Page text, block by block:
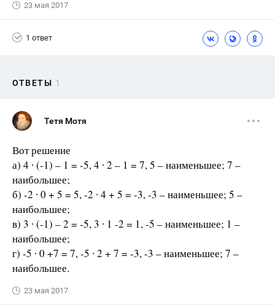
23 мая 2017
1 ответ
ОТВЕТЫ 1
Тетя Мотя
Вот решение
а) 4 ∙ (-1) – 1 = -5, 4 ∙ 2 – 1 = 7, 5 – наименьшее; 7 –
наибольшее;
б) -2 ∙ 0 + 5 = 5, -2 ∙ 4 + 5 = -3, -3 – наименьшее; 5 –
наибольшее;
в) 3 ∙ (-1) – 2 = -5, 3 ∙ 1 -2 = 1, -5 – наименьшее; 1 –
наибольшее;
г) -5 ∙ 0 +7 = 7, -5 ∙ 2 + 7 = -3, -3 – наименьшее; 7 –
наибольшее.
23 мая 2017